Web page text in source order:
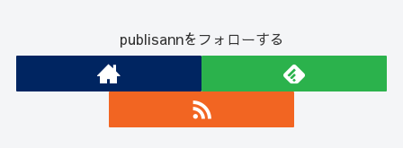
publisannをフォローする